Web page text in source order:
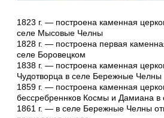
1823 г. — построена каменная
селе Мысовые Челны
1828 г. — построена первая
селе Боровецком
1838 г. — построена каменная
Чудотворца в селе Бережные Челны
1859 г. — построена каменная
бессребреннков Космы и Дамиана в
1861 г. — в селе Бережные Челны